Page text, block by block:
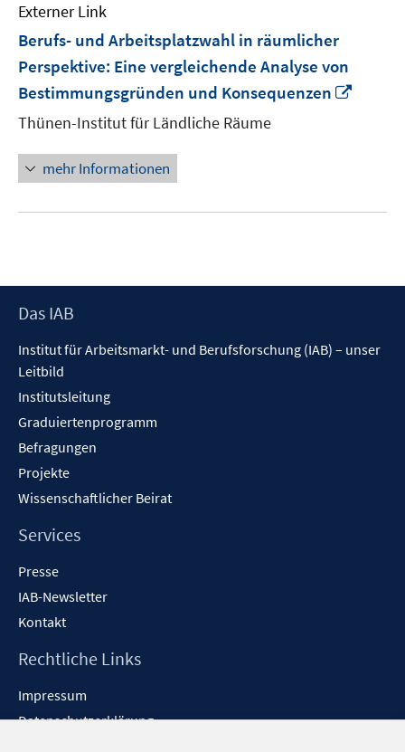
Externer Link
Berufs- und Arbeitsplatzwahl in räumlicher
Perspektive: Eine vergleichende Analyse von
Bestimmungsgründen und Konsequenzen
Thünen-Institut für Ländliche Räume
mehr Informationen
Footer
Das IAB
Institut für Arbeitsmarkt- und Berufsforschung (IAB) – unser
Leitbild
Institutsleitung
Graduiertenprogramm
Befragungen
Projekte
Wissenschaftlicher Beirat
Services
Presse
IAB-Newsletter
Kontakt
Rechtliche Links
Impressum
Datenschutzerklärung